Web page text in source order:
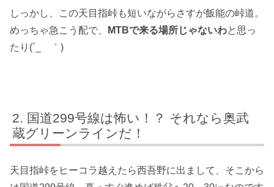
しっかし、この天目指峠も短いながらさすが飯能の峠道。
めっちゃ急こう配で、
MTBで来る場所じゃないわと思っ
たり(´_ゝ｀)
国道299号線は怖い！？ それなら奥武
蔵グリーンラインだ！
天目指峠をヒーコラ越えたら西吾野に出まして、そこから